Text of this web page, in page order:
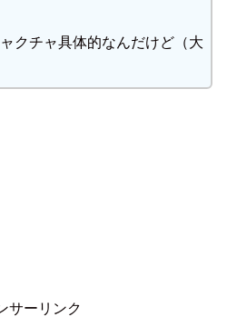
クチャ具体的なんだけど（大
サーリンク